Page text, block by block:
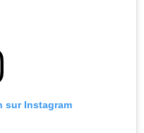
sur Instagram